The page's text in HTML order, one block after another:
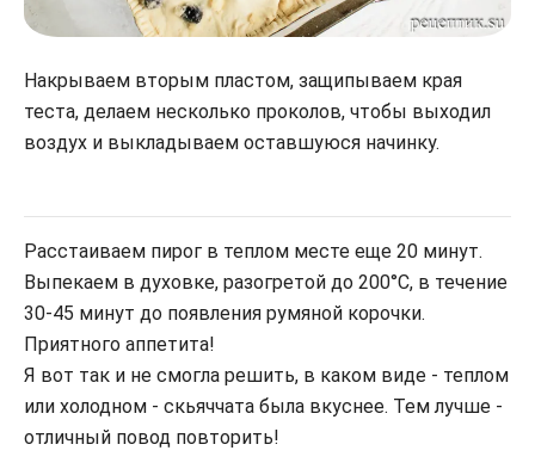
Накрываем вторым пластом, защипываем края
теста, делаем несколько проколов, чтобы выходил
воздух и выкладываем оставшуюся начинку.
Расстаиваем пирог в теплом месте еще 20 минут.
Выпекаем в духовке, разогретой до 200°С, в течение
30-45 минут до появления румяной корочки.
Приятного аппетита!
Я вот так и не смогла решить, в каком виде - теплом
или холодном - скьяччата была вкуснее. Тем лучше -
отличный повод повторить!